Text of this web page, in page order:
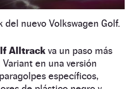
del nuevo Volkswagen Golf.
Alltrack va un paso más
en una versión
específicos,